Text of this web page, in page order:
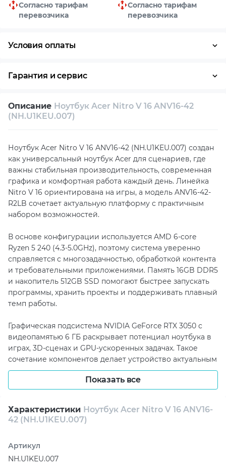
Согласно тарифам
перевозчика
Согласно тарифам
перевозчика
Условия оплаты
Гарантия и сервис
Возврат и обмен в течение 14 дней
Техническая поддержка Консультация
Описание Ноутбук Acer Nitro V 16 ANV16-42
(NH.U1KEU.007)
Ноутбук Acer Nitro V 16 ANV16-42 (NH.U1KEU.007) создан
как универсальный ноутбук Acer для сценариев, где
важны стабильная производительность, современная
графика и комфортная работа каждый день. Линейка
Nitro V 16 ориентирована на игры, а модель ANV16-42-
R2LB сочетает актуальную платформу с практичным
набором возможностей.
В основе конфигурации используется AMD 6-core
Ryzen 5 240 (4.3-5.0GHz), поэтому система уверенно
справляется с многозадачностью, обработкой контента
и требовательными приложениями. Память 16GB DDR5
и накопитель 512GB SSD помогают быстрее запускать
программы, хранить проекты и поддерживать плавный
темп работы.
Графическая подсистема NVIDIA GeForce RTX 3050 с
видеопамятью 6 ГБ раскрывает потенциал ноутбука в
играх, 3D-сценах и GPU-ускоренных задачах. Такое
сочетание компонентов делает устройство актуальным
для пользователей, которым нужен запас мощности на
Экран IPS с разрешением WUXGA 1920x1200 и частотой
180 Hz формирует детализированное изображение для
работы с текстом, видео и графикой. Покрытие
сохранять концентрацию.
Показать все
Характеристики Ноутбук Acer Nitro V 16 ANV16-
42 (NH.U1KEU.007)
Артикул
NH.U1KEU.007